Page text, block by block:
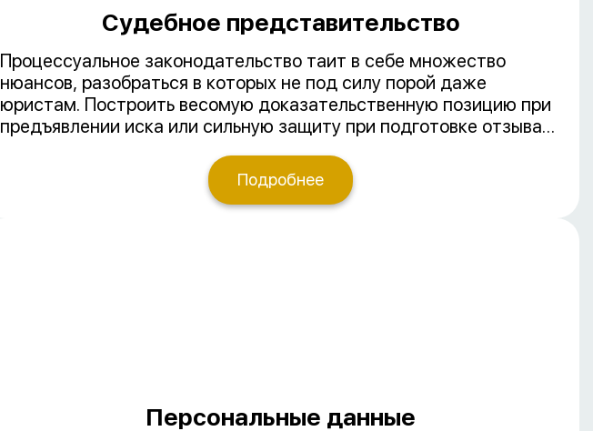
Судебное представительство
Процессуальное законодательство таит в себе множество
нюансов, разобраться в которых не под силу порой даже
юристам. Построить весомую доказательственную позицию при
предъявлении иска или сильную защиту при подготовке отзыва
изменениями законодательства и судебной практикой, а также
обладаем обширным опытом судебного представительства.
Наши юристы окажут квалифицированную помощь по оценке
Подробнее
Персональные данные